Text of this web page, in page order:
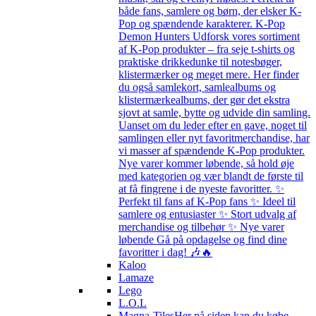
både fans, samlere og børn, der elsker K-
Pop og spændende karakterer. K-Pop
Demon Hunters Udforsk vores sortiment
af K-Pop produkter – fra seje t-shirts og
praktiske drikkedunke til notesbøger,
klistermærker og meget mere. Her finder
du også samlekort, samlealbums og
klistermærkealbums, der gør det ekstra
sjovt at samle, bytte og udvide din samling.
Uanset om du leder efter en gave, noget til
samlingen eller nyt favoritmerchandise, har
vi masser af spændende K-Pop produkter.
Nye varer kommer løbende, så hold øje
med kategorien og vær blandt de første til
at få fingrene i de nyeste favoritter. ✨
Perfekt til fans af K-Pop fans ✨ Ideel til
samlere og entusiaster ✨ Stort udvalg af
merchandise og tilbehør ✨ Nye varer
løbende Gå på opdagelse og find dine
favoritter i dag! 🎶🔥
Kaloo
Lamaze
Lego
L.O.L